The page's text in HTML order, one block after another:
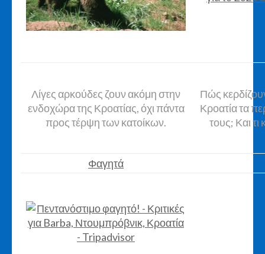
Λίγες αρκούδες ζουν ακόμη στην
ενδοχώρα της Κροατίας, όχι πάντα
προς τέρψη των κατοίκων.
Πώς
Κροατία τα
τους; Και
Φαγητά